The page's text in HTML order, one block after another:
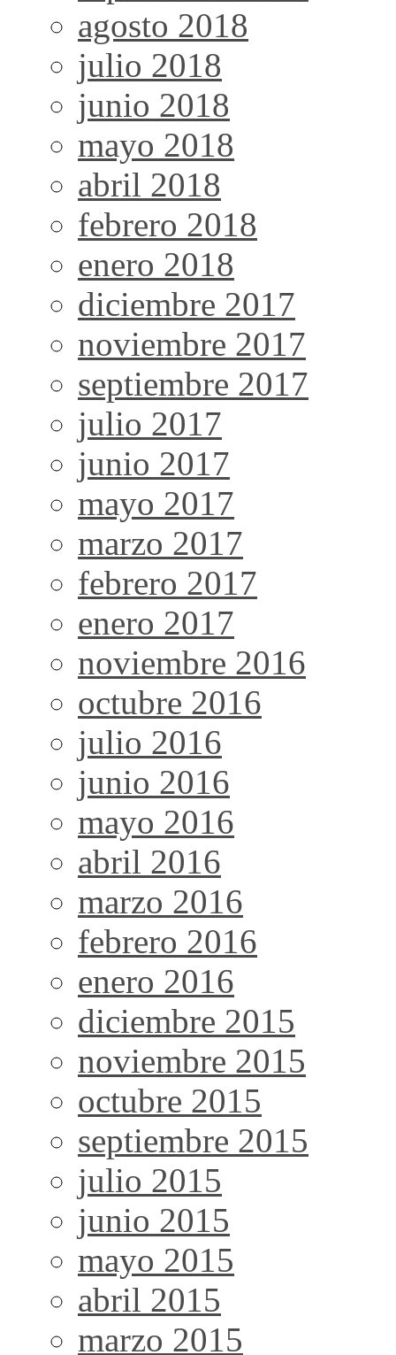
agosto 2018
julio 2018
junio 2018
mayo 2018
abril 2018
febrero 2018
enero 2018
diciembre 2017
noviembre 2017
septiembre 2017
julio 2017
junio 2017
mayo 2017
marzo 2017
febrero 2017
enero 2017
noviembre 2016
octubre 2016
julio 2016
junio 2016
mayo 2016
abril 2016
marzo 2016
febrero 2016
enero 2016
diciembre 2015
noviembre 2015
octubre 2015
septiembre 2015
julio 2015
junio 2015
mayo 2015
abril 2015
marzo 2015